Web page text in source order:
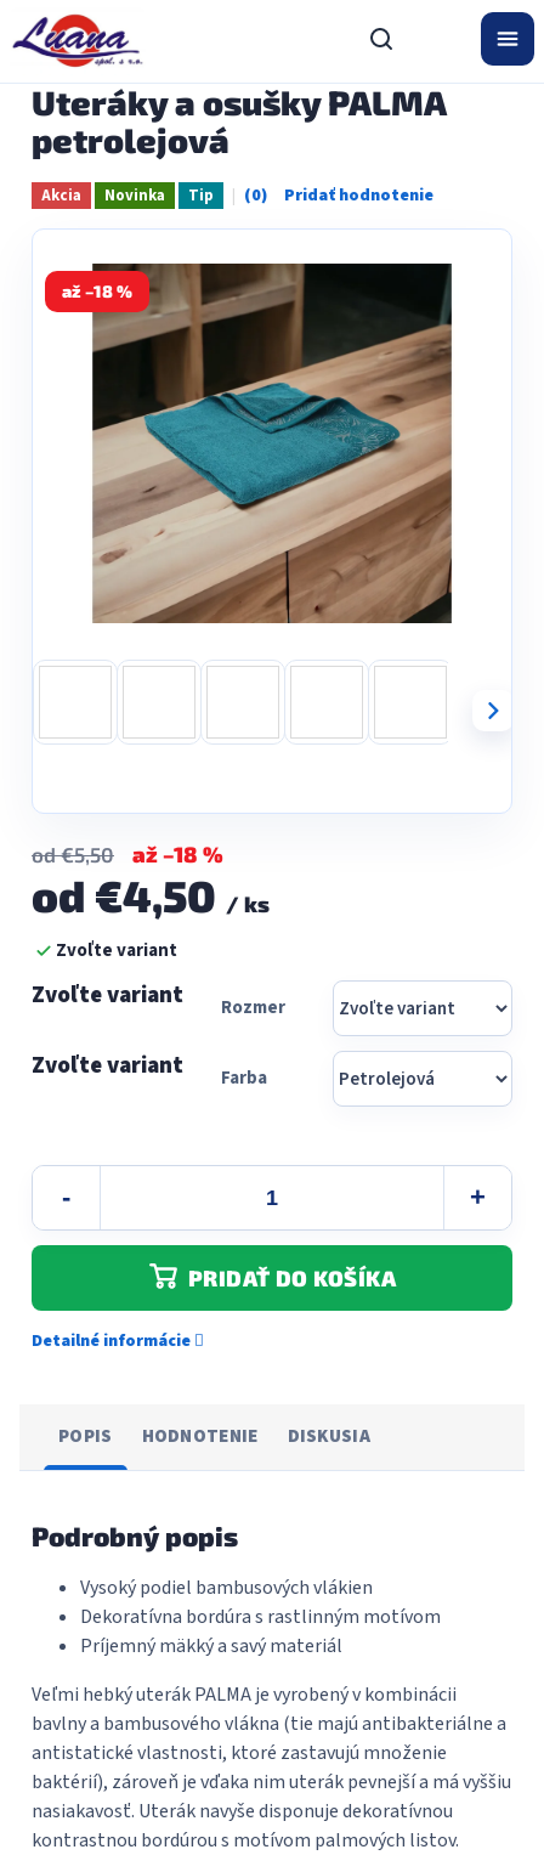
obsah
Uteráky a osušky PALMA
petrolejová
Akcia Novinka Tip
Priemerné
hodnotenie
je
0,0
z
5
až –18 %
od €5,50 až –18 %
od €4,50 / ks
Jednotková
cena:Zvoľte variant
Rozmer
Farba
PRIDAŤ DO KOŠÍKA
Detailné informácie
POPIS HODNOTENIE DISKUSIA
Podrobný popis
Vysoký podiel bambusových vlákien
Dekoratívna bordúra s rastlinným motívom
Príjemný mäkký a savý materiál
Veľmi hebký uterák PALMA je vyrobený v kombinácii
bavlny a bambusového vlákna (tie majú antibakteriálne a
antistatické vlastnosti, ktoré zastavujú množenie
baktérií), zároveň je vďaka nim uterák pevnejší a má vyššiu
nasiakavosť. Uterák navyše disponuje dekoratívnou
kontrastnou bordúrou s motívom palmových listov.